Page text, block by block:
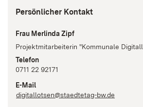
Persönlicher Kontakt
Frau Merlinda Zipf
Projektmitarbeiterin "Kommunale
Telefon
0711 22 92171
E-Mail
digitallotsen@staedtetag-bw.de